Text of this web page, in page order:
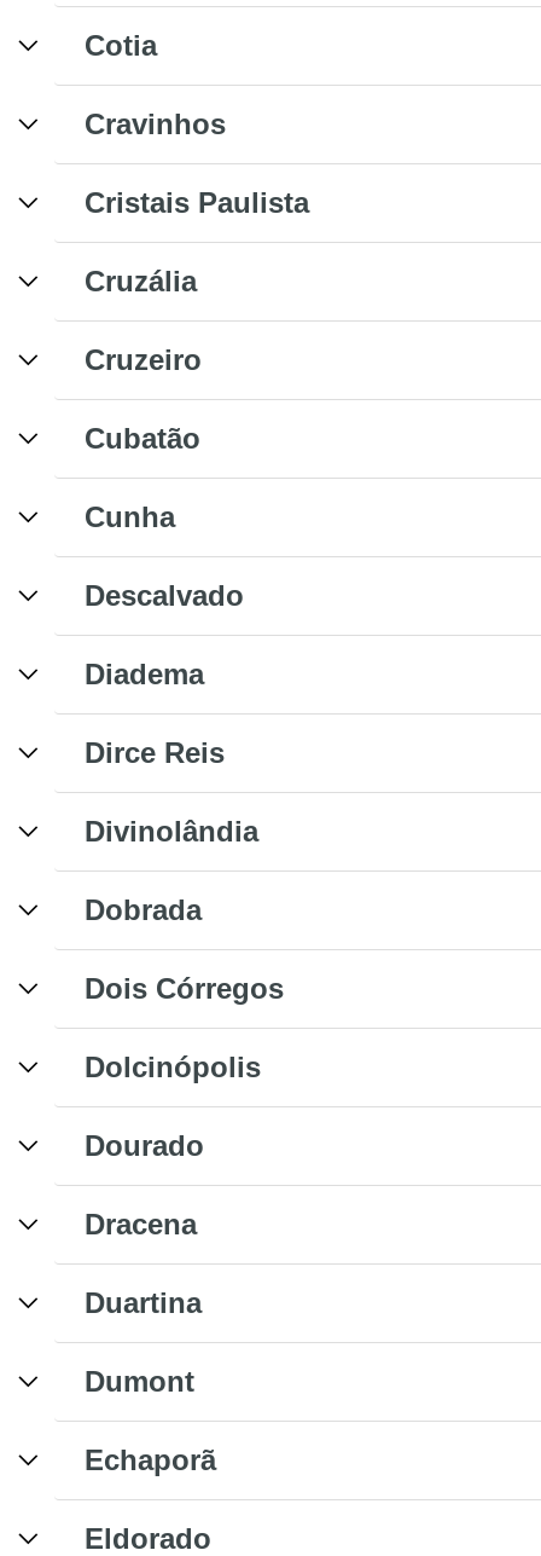
Cotia
Cravinhos
Cristais Paulista
Cruzália
Cruzeiro
Cubatão
Cunha
Descalvado
Diadema
Dirce Reis
Divinolândia
Dobrada
Dois Córregos
Dolcinópolis
Dourado
Dracena
Duartina
Dumont
Echaporã
Eldorado